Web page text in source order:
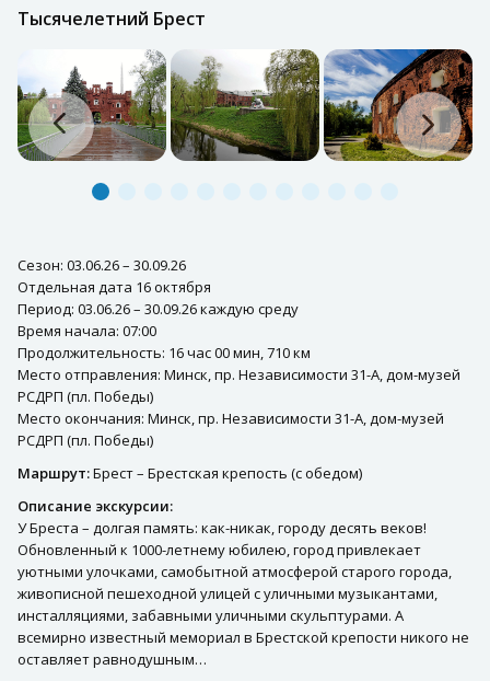
Тысячелетний Брест
Сезон: 03.06.26 – 30.09.26
Отдельная дата 16 октября
Период: 03.06.26 – 30.09.26 каждую среду
Время начала: 07:00
Продолжительность: 16 час 00 мин, 710 км
Место отправления: Минск, пр. Независимости 31-А, дом-музей
РСДРП (пл. Победы)
Место окончания: Минск, пр. Независимости 31-А, дом-музей
РСДРП (пл. Победы)
Маршрут:Брест – Брестская крепость (с обедом)
Описание экскурсии:
У Бреста – долгая память: как-никак, городу десять веков!
Обновленный к 1000-летнему юбилею, город привлекает
уютными улочками, самобытной атмосферой старого города,
живописной пешеходной улицей с уличными музыкантами,
инсталляциями, забавными уличными скульптурами. А
всемирно известный мемориал в Брестской крепости никого не
оставляет равнодушным…